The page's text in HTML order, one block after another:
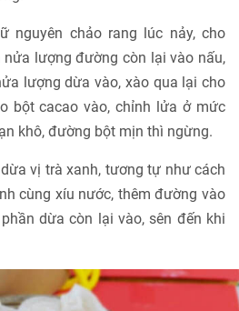
nguyên chảo rang lúc nảy, cho
lượng đường còn lại vào nấu,
lượng dừa vào, xào qua lại cho
bột cacao vào, chỉnh lửa ở mức
khô, đường bột mịn thì ngừng.
vị trà xanh, tương tự như cách
cùng xíu nước, thêm đường vào
dừa còn lại vào, sên đến khi